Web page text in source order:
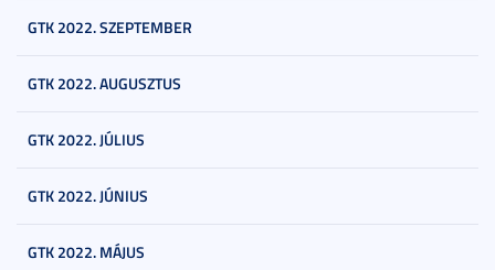
GTK 2022. SZEPTEMBER
GTK 2022. AUGUSZTUS
GTK 2022. JÚLIUS
GTK 2022. JÚNIUS
GTK 2022. MÁJUS